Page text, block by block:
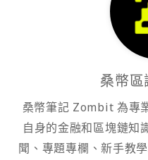
桑幣
桑幣筆記 Zombit 為專
自身的金融和區塊鏈知
聞、專題專欄、新手教